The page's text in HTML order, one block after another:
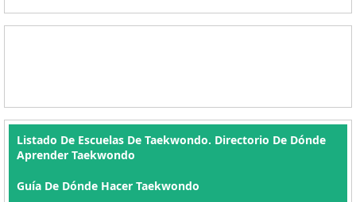
Listado De Escuelas De Taekwondo. Directorio De Dónde
Aprender Taekwondo
Guía De Dónde Hacer Taekwondo